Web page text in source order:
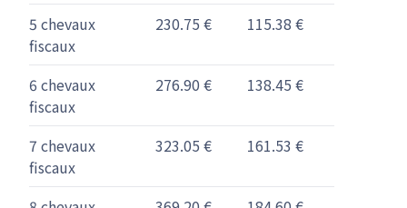
5 chevaux
fiscaux
230.75 € 115.38 €
6 chevaux
fiscaux
276.90 € 138.45 €
7 chevaux
fiscaux
323.05 € 161.53 €